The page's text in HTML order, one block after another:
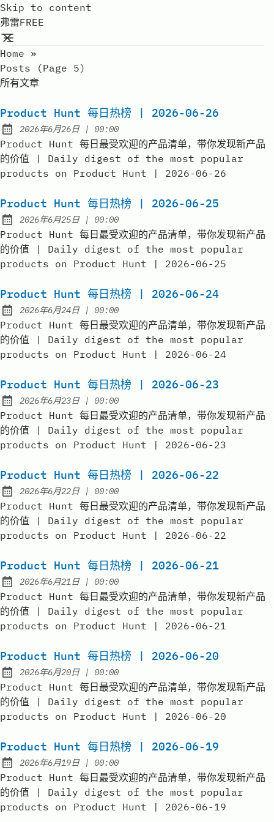
Skip to content
弗雷FREE
Home »
Posts (page 5)
所有文章
Product Hunt 每日热榜 | 2026-06-26
Published:
2026年6月26日| at
00:00
Product Hunt 每日最受欢迎的产品清单，带你发现新产品
的价值 | Daily digest of the most popular
products on Product Hunt | 2026-06-26
Product Hunt 每日热榜 | 2026-06-25
Published:
2026年6月25日| at
00:00
Product Hunt 每日最受欢迎的产品清单，带你发现新产品
的价值 | Daily digest of the most popular
products on Product Hunt | 2026-06-25
Product Hunt 每日热榜 | 2026-06-24
Published:
2026年6月24日| at
00:00
Product Hunt 每日最受欢迎的产品清单，带你发现新产品
的价值 | Daily digest of the most popular
products on Product Hunt | 2026-06-24
Product Hunt 每日热榜 | 2026-06-23
Published:
2026年6月23日| at
00:00
Product Hunt 每日最受欢迎的产品清单，带你发现新产品
的价值 | Daily digest of the most popular
products on Product Hunt | 2026-06-23
Product Hunt 每日热榜 | 2026-06-22
Published:
2026年6月22日| at
00:00
Product Hunt 每日最受欢迎的产品清单，带你发现新产品
的价值 | Daily digest of the most popular
products on Product Hunt | 2026-06-22
Product Hunt 每日热榜 | 2026-06-21
Published:
2026年6月21日| at
00:00
Product Hunt 每日最受欢迎的产品清单，带你发现新产品
的价值 | Daily digest of the most popular
products on Product Hunt | 2026-06-21
Product Hunt 每日热榜 | 2026-06-20
Published:
2026年6月20日| at
00:00
Product Hunt 每日最受欢迎的产品清单，带你发现新产品
的价值 | Daily digest of the most popular
products on Product Hunt | 2026-06-20
Product Hunt 每日热榜 | 2026-06-19
Published:
2026年6月19日| at
00:00
Product Hunt 每日最受欢迎的产品清单，带你发现新产品
的价值 | Daily digest of the most popular
products on Product Hunt | 2026-06-19